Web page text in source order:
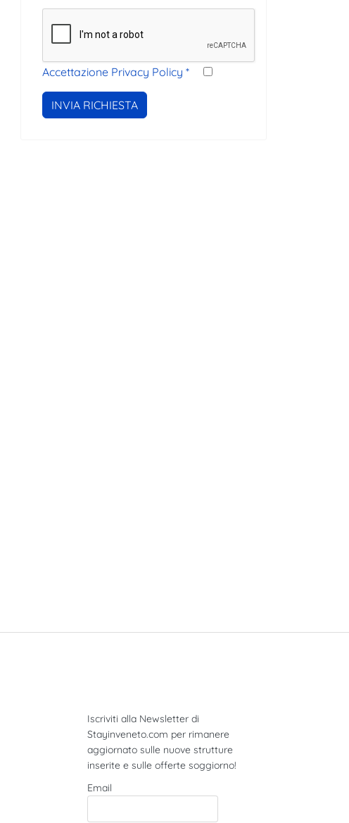
Accettazione Privacy Policy *
INVIA RICHIESTA
Iscriviti alla Newsletter di
Stayinveneto.com per rimanere
aggiornato sulle nuove strutture
inserite e sulle offerte soggiorno!
Email